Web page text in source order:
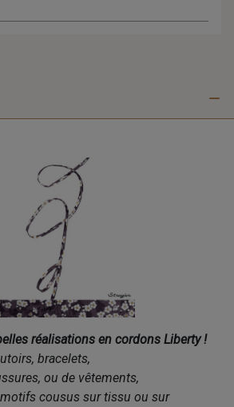
réalisations en cordons Liberty !
bracelets,
ou de vêtements,
cousus sur tissu ou sur